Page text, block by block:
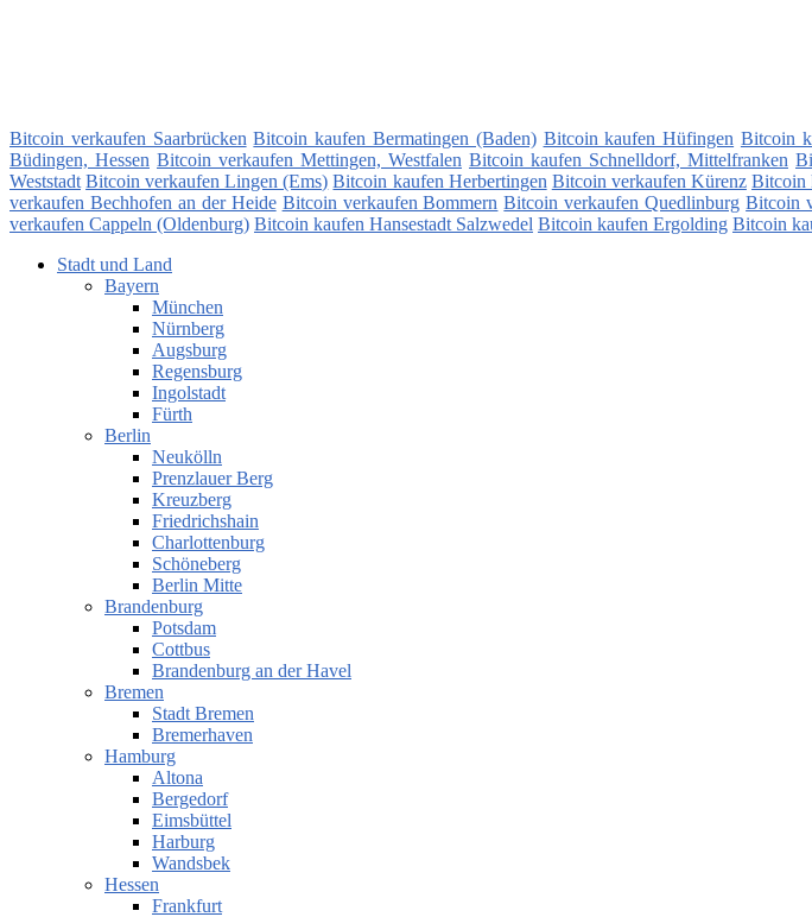
Bitcoin verkaufen Saarbrücken Bitcoin kaufen Bermatingen (Baden) Bitcoin kaufen Hüfingen Bitcoin
Büdingen, Hessen Bitcoin verkaufen Mettingen, Westfalen Bitcoin kaufen Schnelldorf, Mittelfranken
Weststadt Bitcoin verkaufen Lingen (Ems) Bitcoin kaufen Herbertingen Bitcoin verkaufen Kürenz Bitcoin
verkaufen Bechhofen an der Heide Bitcoin verkaufen Bommern Bitcoin verkaufen Quedlinburg Bitcoin
verkaufen Cappeln (Oldenburg) Bitcoin kaufen Hansestadt Salzwedel Bitcoin kaufen Ergolding Bitcoin
Stadt und Land
Bayern
München
Nürnberg
Augsburg
Regensburg
Ingolstadt
Fürth
Berlin
Neukölln
Prenzlauer Berg
Kreuzberg
Friedrichshain
Charlottenburg
Schöneberg
Berlin Mitte
Brandenburg
Potsdam
Cottbus
Brandenburg an der Havel
Bremen
Stadt Bremen
Bremerhaven
Hamburg
Altona
Bergedorf
Eimsbüttel
Harburg
Wandsbek
Hessen
Frankfurt